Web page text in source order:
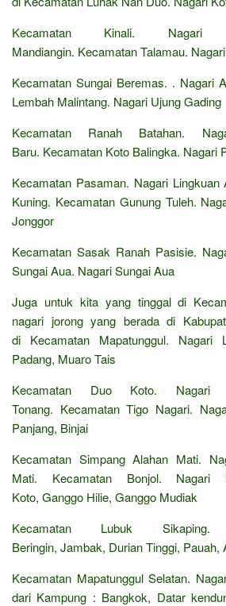
Kecamatan Kinali. Nagari
Mandiangin. Kecamatan Talamau.
Kecamatan Sungai Beremas. . Nagari
Lembah Malintang. Nagari Ujung Gading
Kecamatan Ranah Batahan.
Baru. Kecamatan Koto Balingka. Nagari
Kecamatan Pasaman. Nagari
Kuning. Kecamatan Gunung Tuleh.
Jonggor
Kecamatan Sasak Ranah Pasisie.
Sungai Aua. Nagari Sungai Aua
Juga untuk kita yang tinggal di
nagari jorong yang berada di
di Kecamatan Mapatunggul. Nagari
Padang, Muaro Tais
Kecamatan Duo Koto. Nagari
Tonang. Kecamatan Tigo Nagari.
Panjang, Binjai
Kecamatan Simpang Alahan Mati.
Mati. Kecamatan Bonjol. Nagari
Koto, Ganggo Hilie, Ganggo Mudiak
Kecamatan Lubuk
Beringin, Jambak, Durian Tinggi, Pauah,
Kecamatan Mapatunggul Selatan.
dari Kampung : Bangkok, Datar